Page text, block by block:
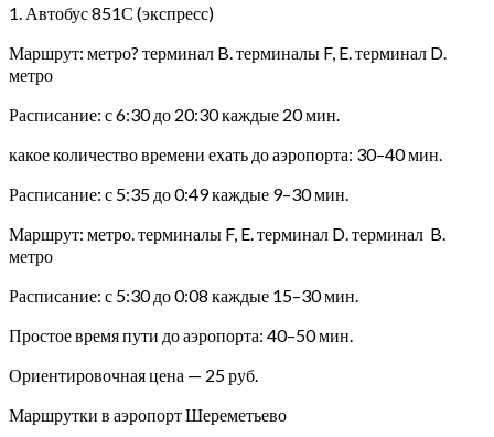
1. Автобус 851С (экспресс)
Маршрут: метро? терминал B. терминалы F, E. терминал D.
метро
Расписание: с 6:30 до 20:30 каждые 20 мин.
какое количество времени ехать до аэропорта: 30–40 мин.
Расписание: с 5:35 до 0:49 каждые 9–30 мин.
Маршрут: метро. терминалы F, E. терминал D. терминал B.
метро
Расписание: с 5:30 до 0:08 каждые 15–30 мин.
Простое время пути до аэропорта: 40–50 мин.
Ориентировочная цена — 25 руб.
Маршрутки в аэропорт Шереметьево